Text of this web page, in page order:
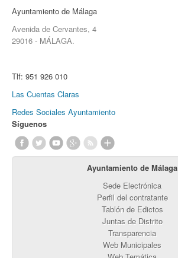
Ayuntamiento de Málaga
Avenida de Cervantes, 4
29016 - MÁLAGA.
Tlf: 951 926 010
Las Cuentas Claras
Redes Sociales Ayuntamiento
Síguenos
Ayuntamiento de Málaga
Sede Electrónica
Perfil del contratante
Tablón de Edictos
Juntas de Distrito
Transparencia
Web Municipales